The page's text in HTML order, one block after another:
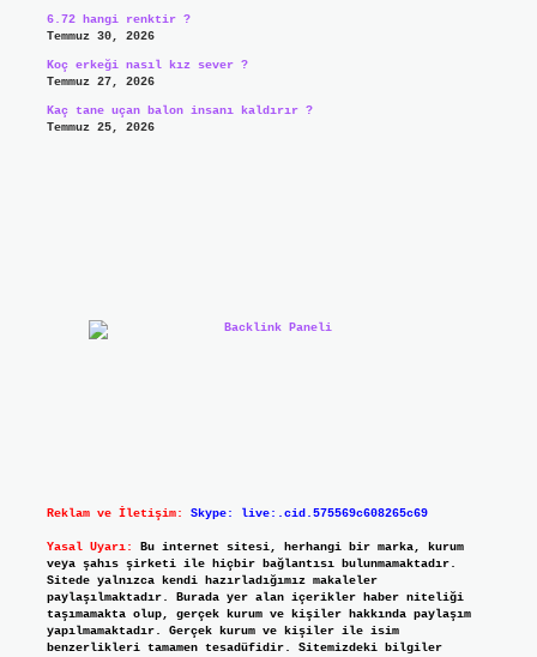
6.72 hangi renktir ?
Temmuz 30, 2026
Koç erkeği nasıl kız sever ?
Temmuz 27, 2026
Kaç tane uçan balon insanı kaldırır ?
Temmuz 25, 2026
Reklam ve İletişim: Skype: live:.cid.575569c608265c69
Yasal Uyarı:
Bu internet sitesi, herhangi bir marka, kurum
veya şahıs şirketi ile hiçbir bağlantısı bulunmamaktadır.
Sitede yalnızca kendi hazırladığımız makaleler
paylaşılmaktadır. Burada yer alan içerikler haber niteliği
taşımamakta olup, gerçek kurum ve kişiler hakkında paylaşım
yapılmamaktadır. Gerçek kurum ve kişiler ile isim
benzerlikleri tamamen tesadüfidir. Sitemizdeki bilgiler